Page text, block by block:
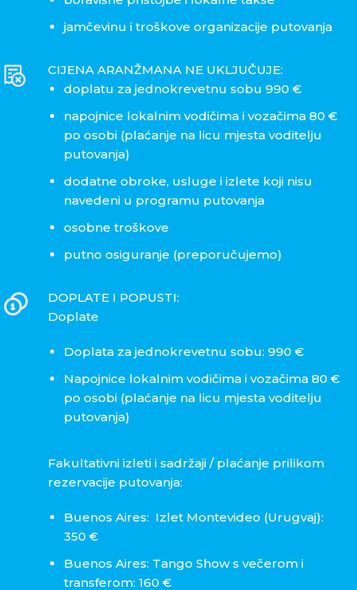
jamčevinu i troškove organizacije putovanja
CIJENA ARANŽMANA NE UKLJUČUJE:
doplatu za jednokrevetnu sobu 990 €
napojnice lokalnim vodičima i vozačima 80 €
po osobi (plaćanje na licu mjesta voditelju
putovanja)
dodatne obroke, usluge i izlete koji nisu
navedeni u programu putovanja
osobne troškove
putno osiguranje (preporučujemo)
DOPLATE I POPUSTI:
Doplate
Doplata za jednokrevetnu sobu: 990 €
Napojnice lokalnim vodičima i vozačima 80 €
po osobi (plaćanje na licu mjesta voditelju
putovanja)
Fakultativni izleti i sadržaji / plaćanje prilikom
rezervacije putovanja:
Buenos Aires: Izlet Montevideo (Urugvaj):
350 €
Buenos Aires: Tango Show s večerom i
transferom: 160 €